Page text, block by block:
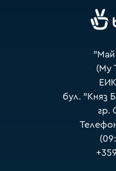
(My
бул. "Княз
гр.